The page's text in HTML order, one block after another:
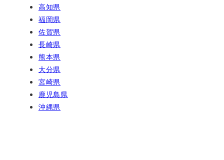
高知県
福岡県
佐賀県
長崎県
熊本県
大分県
宮崎県
鹿児島県
沖縄県